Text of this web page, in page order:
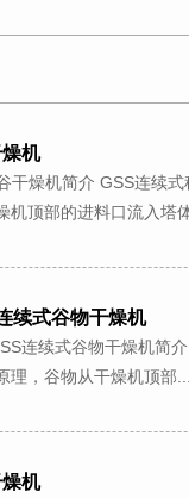
机
干燥机简介 GSS连续
机顶部的进料口流入塔
续式谷物干燥机
连续式谷物干燥机
理，谷物从干燥机顶部...
机